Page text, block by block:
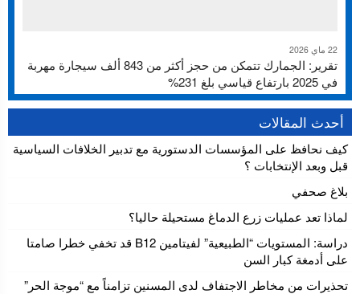
22 ماي 2026
تقرير: الجمارك تتمكن من حجز أكثر من 843 ألف سيجارة مهربة
في 2025 بارتفاع قياسي بلغ 231%
أحدث المقالات
كيف نحافظ على المؤسسات الدستورية مع تدبير الخلافات السياسية
قبل وبعد الإنتخابات ؟
بلاغ صحفي
لماذا تعد عمليات زرع الدماغ مستحيلة حاليا؟
دراسة: المستويات “الطبيعية” لفيتامين B12 قد تخفي خطرا صامتا
على أدمغة كبار السن
تحذيرات من مخاطر الاجتفاف لدى المسنين تزامناً مع “موجة الحر”